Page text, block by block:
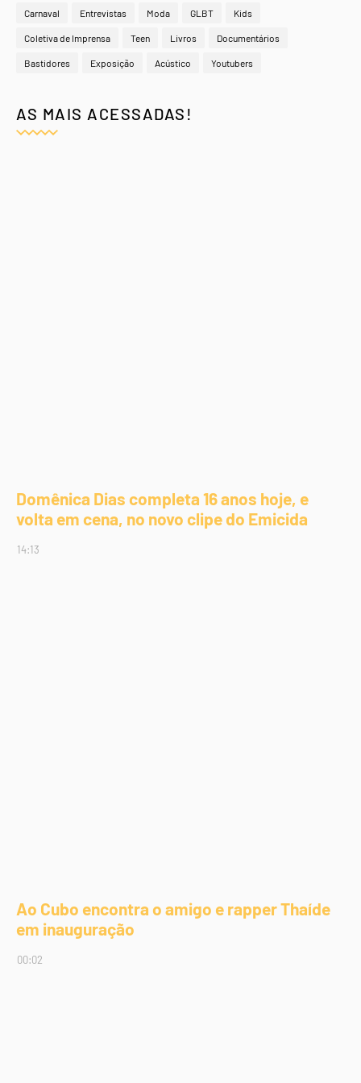
Carnaval Entrevistas Moda GLBT Kids
Coletiva de Imprensa Teen Livros Documentários
Bastidores Exposição Acústico Youtubers
AS MAIS ACESSADAS!
Domênica Dias completa 16 anos hoje, e
volta em cena, no novo clipe do Emicida
14:13
Ao Cubo encontra o amigo e rapper Thaíde
em inauguração
00:02